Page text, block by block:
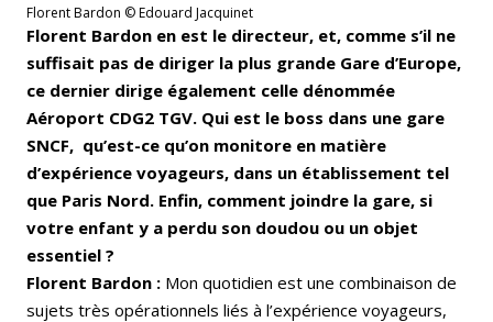
Florent Bardon © Edouard Jacquinet
Florent Bardon en est le directeur, et, comme s’il ne
suffisait pas de diriger la plus grande Gare d’Europe,
ce dernier dirige également celle dénommée
Aéroport CDG2 TGV. Qui est le boss dans une gare
SNCF, qu’est-ce qu’on monitore en matière
d’expérience voyageurs, dans un établissement tel
que Paris Nord. Enfin, comment joindre la gare, si
votre enfant y a perdu son doudou ou un objet
essentiel ?
Florent Bardon : Mon quotidien est une combinaison de
sujets très opérationnels liés à l’expérience voyageurs,